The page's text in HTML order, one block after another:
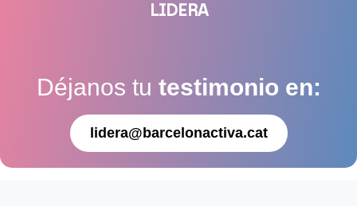
LIDERA
Déjanos tu testimonio en:
lidera@barcelonactiva.cat